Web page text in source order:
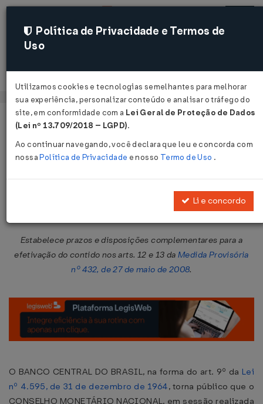
Acessar
Página Inicial Legislações
Resolução BACEN nº 3.576 de
Estabelece prazos e disposições complementares para a
efetivação do contido nos arts. 12 e 13 daMedida Provisória
nº 432, de 27 de maio de 2008.
O BANCO CENTRAL DO BRASIL, na forma do art. 9º da Lei
nº 4.595, de 31 de dezembro de 1964, torna público que o
CONSELHO MONETÁRIO NACIONAL, em sessão realizada
Política de Privacidade e Termos de
Uso
Utilizamos cookies e tecnologias semelhantes para melhorar
sua experiência, personalizar conteúdo e analisar o tráfego do
site, em conformidade com a Lei Geral de Proteção de Dados
(Lei nº 13.709/2018 – LGPD).
Ao continuar navegando, você declara que leu e concorda com
nossaPolítica de Privacidade e nosso Termo de Uso .
Li e concordo